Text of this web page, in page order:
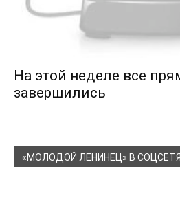
На этой неделе все
завершились
«МОЛОДОЙ ЛЕНИНЕЦ» В